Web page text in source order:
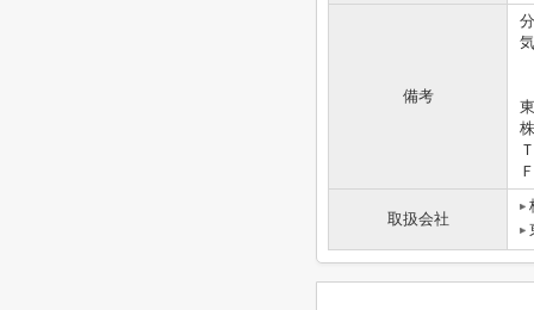
備考
取扱会社